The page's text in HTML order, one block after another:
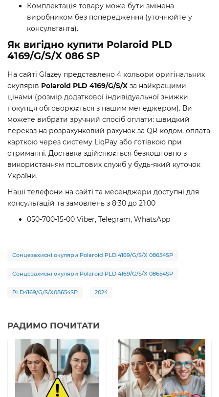
Комплектація товару може бути змінена
виробником без попередження (уточнюйте у
консультанта).
Як вигідно купити Polaroid PLD
4169/G/S/X 086 SP
На сайті Glazey представлено 4 кольори оригінальних
окулярів Polaroid PLD 4169/G/S/X за найкращими
цінами (розмір додаткової індивідуальної знижки
покупця обговорюється з нашим менеджером). Ви
можете вибрати зручний спосіб оплати: швидкий
переказ на розрахунковий рахунок за QR-кодом, оплата
карткою через систему LiqPay або готівкою при
отриманні. Доставка здійснюється безкоштовно з
використанням поштових служб у будь-який куточок
України.
Наші телефони на сайті та месенджери доступні для
консультацій та замовлень з 8:30 до 21:00
050-700-15-00 Viber, Telegram, WhatsApp
Сонцезахисні окуляри Polaroid PLD 4169/G/S/X 08654SP
Сонцезахисні окуляри Polaroid PLD 4169/G/S/X 08654SP
PLD4169/G/S/X08654SP 2024
РАДИМО ПОЧИТАТИ